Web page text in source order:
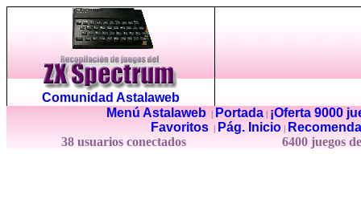
Comunidad Astalaweb
Menú Astalaweb| Portada|
¡Oferta 9000
Favoritos
Pág. Inicio
38 usuarios conectados
6400 juegos